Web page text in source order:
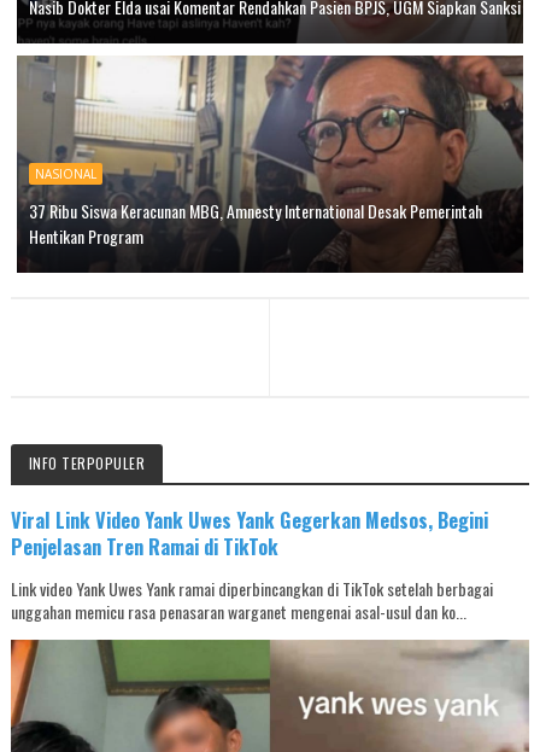
Nasib Dokter Elda usai Komentar Rendahkan Pasien BPJS, UGM Siapkan Sanksi
NASIONAL
37 Ribu Siswa Keracunan MBG, Amnesty International Desak Pemerintah
Hentikan Program
INFO TERPOPULER
Viral Link Video Yank Uwes Yank Gegerkan Medsos, Begini
Penjelasan Tren Ramai di TikTok
Link video Yank Uwes Yank ramai diperbincangkan di TikTok setelah berbagai
unggahan memicu rasa penasaran warganet mengenai asal-usul dan ko...